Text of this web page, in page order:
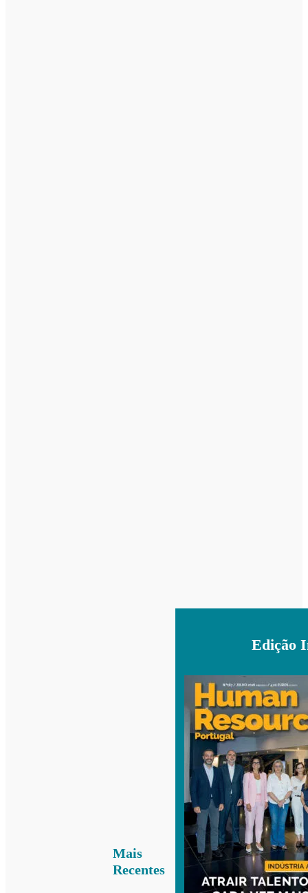
Mais
Recentes
Edição